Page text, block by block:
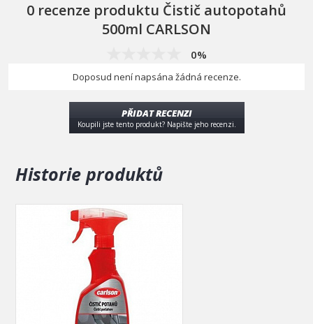
0 recenze produktu Čistič autopotahů
500ml CARLSON
0%
Doposud není napsána žádná recenze.
PŘIDAT RECENZI
Koupili jste tento produkt? Napište jeho recenzi.
Historie produktů